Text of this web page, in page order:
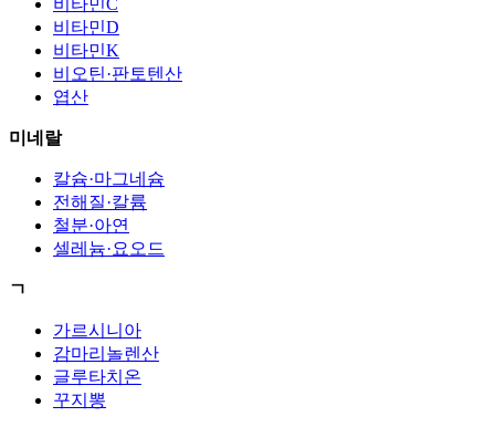
비타민D
비타민K
비오틴·판토텐산
엽산
미네랄
칼슘·마그네슘
전해질·칼륨
철분·아연
셀레늄·요오드
ㄱ
가르시니아
감마리놀렌산
글루타치온
꾸지뽕